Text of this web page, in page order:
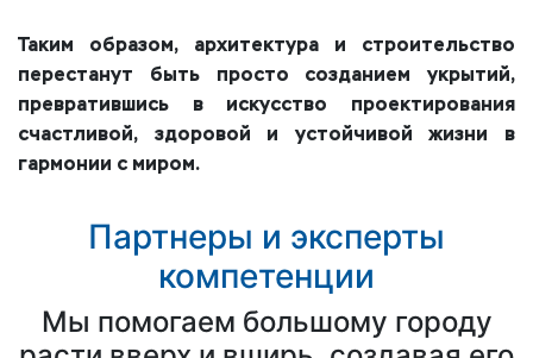
Таким образом, архитектура и строительство
перестанут быть просто созданием укрытий,
превратившись в искусство проектирования
счастливой, здоровой и устойчивой жизни в
гармонии с миром.
Партнеры и эксперты
компетенции
Мы помогаем большому городу